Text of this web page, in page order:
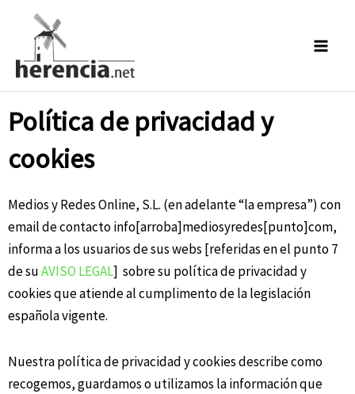
contenido
Política de privacidad y
cookies
Medios y Redes Online, S.L. (en adelante “la empresa”) con
email de contacto info[arroba]mediosyredes[punto]com,
informa a los usuarios de sus webs [referidas en el punto 7
de suAVISO LEGAL] sobre su política de privacidad y
cookies que atiende al cumplimento de la legislación
española vigente.
Nuestra política de privacidad y cookies describe como
recogemos, guardamos o utilizamos la información que